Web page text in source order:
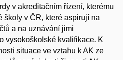
v akreditačním řízení, kterému
školy v ČR, které aspirují na
a na uznávání jimi
vysokoškolské kvalifikace. K
situace ve vztahu k AK ze